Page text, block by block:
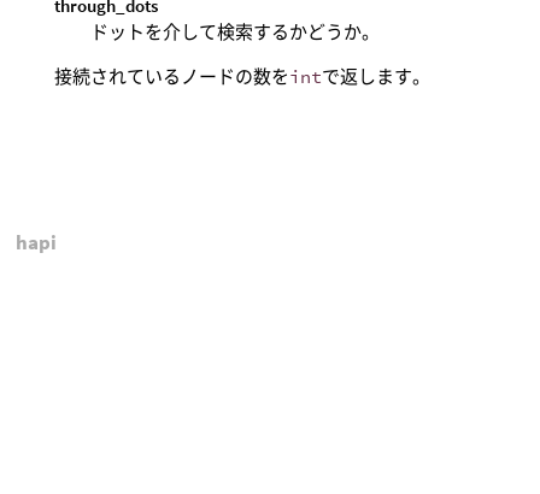
through_dots
ドットを介して検索するかどうか。
接続されているノードの数をintで返します。
hapi